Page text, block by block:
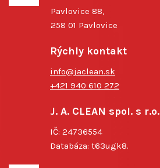
Pavlovice 88,
258 01 Pavlovice
Rýchly kontakt
info@jaclean.sk
+421 940 610 272
J. A. CLEAN spol. s r.o.
IČ: 24736554
Databáza: t63ugk8.